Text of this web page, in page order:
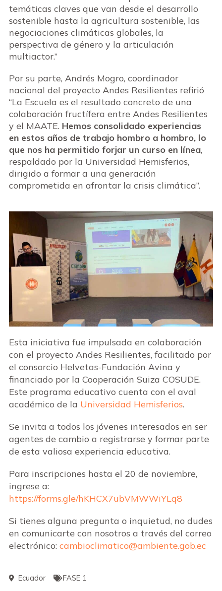
temáticas claves que van desde el desarrollo
sostenible hasta la agricultura sostenible, las
negociaciones climáticas globales, la
perspectiva de género y la articulación
multiactor.”
Por su parte, Andrés Mogro, coordinador
nacional del proyecto Andes Resilientes refirió
“La Escuela es el resultado concreto de una
colaboración fructífera entre Andes Resilientes
y el MAATE. Hemos consolidado experiencias
en estos años de trabajo hombro a hombro, lo
que nos ha permitido forjar un curso en línea,
respaldado por la Universidad Hemisferios,
dirigido a formar a una generación
comprometida en afrontar la crisis climática”.
Esta iniciativa fue impulsada en colaboración
con el proyecto Andes Resilientes, facilitado por
el consorcio Helvetas-Fundación Avina y
financiado por la Cooperación Suiza COSUDE.
Este programa educativo cuenta con el aval
académico de la Universidad Hemisferios.
Se invita a todos los jóvenes interesados en ser
agentes de cambio a registrarse y formar parte
de esta valiosa experiencia educativa.
Para inscripciones hasta el 20 de noviembre,
ingrese a:
https://forms.gle/hKHCX7ubVMWWiYLq8
Si tienes alguna pregunta o inquietud, no dudes
en comunicarte con nosotros a través del correo
electrónico: cambioclimatico@ambiente.gob.ec
Ecuador FASE 1